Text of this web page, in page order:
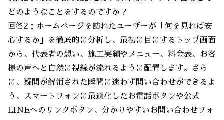
どのようなことをするのですか？
回答2：ホームページを訪れたユーザーが「何を見れば安
心するか」を徹底的に分析し、最初に目にするトップ画面
から、代表者の想い、施工実績やメニュー、料金表、お客
様の声へと自然に視線が流れるように配置します。さら
に、疑問が解消された瞬間に迷わず問い合わせができるよ
う、スマートフォンに最適化したお電話ボタンや公式
LINEへのリンクボタン、分かりやすいお問い合わせフォ